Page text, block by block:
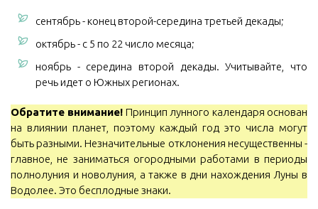
сентябрь - конец второй-середина третьей декады;
октябрь - с 5 по 22 число месяца;
ноябрь - середина второй декады. Учитывайте, что
речь идет о Южных регионах.
Обратите внимание! Принцип лунного календаря основан
на влиянии планет, поэтому каждый год это числа могут
быть разными. Незначительные отклонения несущественны -
главное, не заниматься огородными работами в периоды
полнолуния и новолуния, а также в дни нахождения Луны в
Водолее. Это бесплодные знаки.